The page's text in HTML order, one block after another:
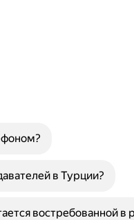
в Турции?
востребованной в